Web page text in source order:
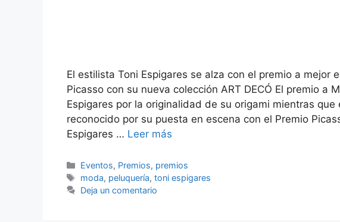
El estilista Toni Espigares se alza con el premio a mejor
Picasso con su nueva colección ART DECÓ El premio a
Espigares por la originalidad de su origami mientras
reconocido por su puesta en escena con el Premio
Espigares … Leer más
Categorías
Eventos, Premios, premios
Etiquetas
moda, peluquería,toni espigares
Deja un comentario